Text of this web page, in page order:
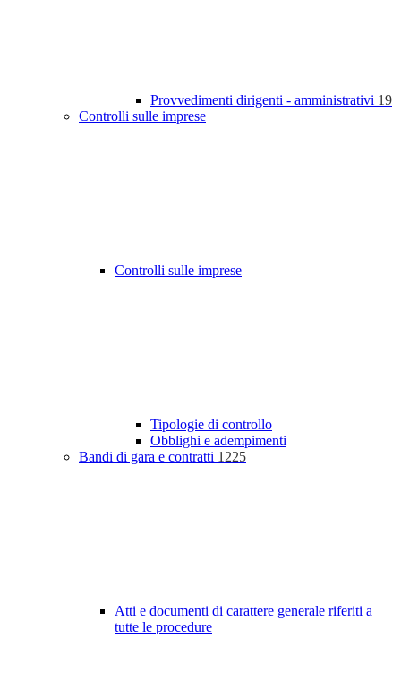
Provvedimenti dirigenti - amministrativi 19
Controlli sulle imprese
Controlli sulle imprese
Tipologie di controllo
Obblighi e adempimenti
Bandi di gara e contratti 1225
Atti e documenti di carattere generale riferiti a
tutte le procedure